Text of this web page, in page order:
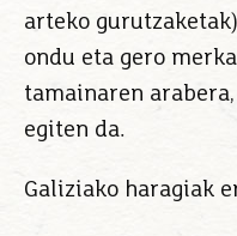
arteko
ondu eta gero
tamainaren
egiten da.
Galiziako haragiak